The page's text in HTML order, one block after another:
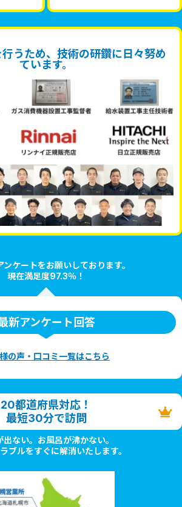
うため、技術の研鑽に日々努め
ています。
ンケートをお願いしております。
現在満足度97.3％！
新アンケート回答
の声・口コミ一覧はこちら
20都道府県対応！
最短30分で訪問
出ない。お風呂が沸かない。
ブルをすぐに解消いたします。